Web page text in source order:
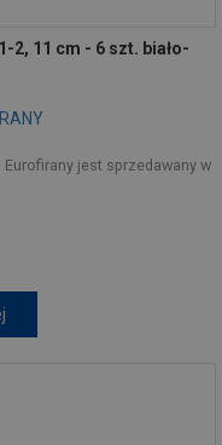
2, 11 cm - 6 szt. biało-
jest sprzedawany w